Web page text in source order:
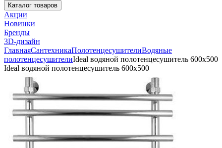
Каталог товаров
Акции
Новинки
Бренды
3D-дизайн
ГлавнаяСантехникаПолотенцесушителиВодяные
полотенцесушителиIdeal водяной полотенцесушитель 600x500
Ideal водяной полотенцесушитель 600x500